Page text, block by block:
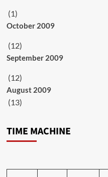
(1)
October 2009
(12)
September 2009
(12)
August 2009
(13)
TIME MACHINE